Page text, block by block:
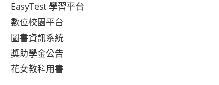
EasyTest 學習平台
數位校園平台
圖書資訊系統
獎助學金公告
花女教科用書